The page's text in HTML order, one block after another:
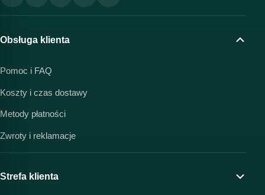
Obsługa klienta
Pomoc i FAQ
Koszty i czas dostawy
Metody płatności
Zwroty i reklamacje
Strefa klienta